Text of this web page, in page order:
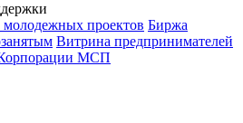
проектов Биржа
Витрина предпринимателей
МСП